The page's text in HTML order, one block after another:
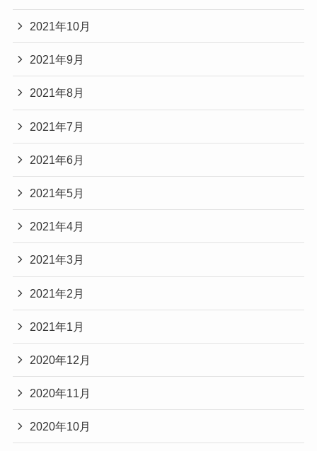
2021年10月
2021年9月
2021年8月
2021年7月
2021年6月
2021年5月
2021年4月
2021年3月
2021年2月
2021年1月
2020年12月
2020年11月
2020年10月